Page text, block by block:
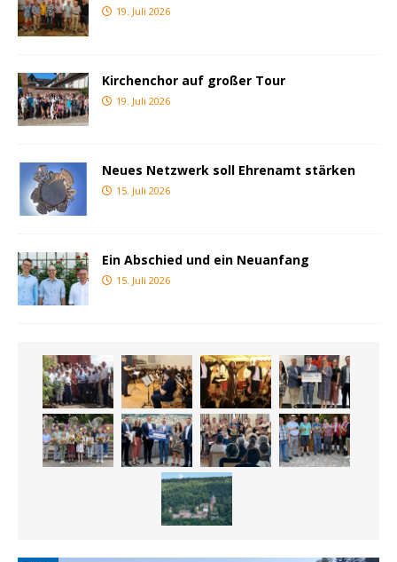
19. Juli 2026
Kirchenchor auf großer Tour
19. Juli 2026
Neues Netzwerk soll Ehrenamt stärken
15. Juli 2026
Ein Abschied und ein Neuanfang
15. Juli 2026